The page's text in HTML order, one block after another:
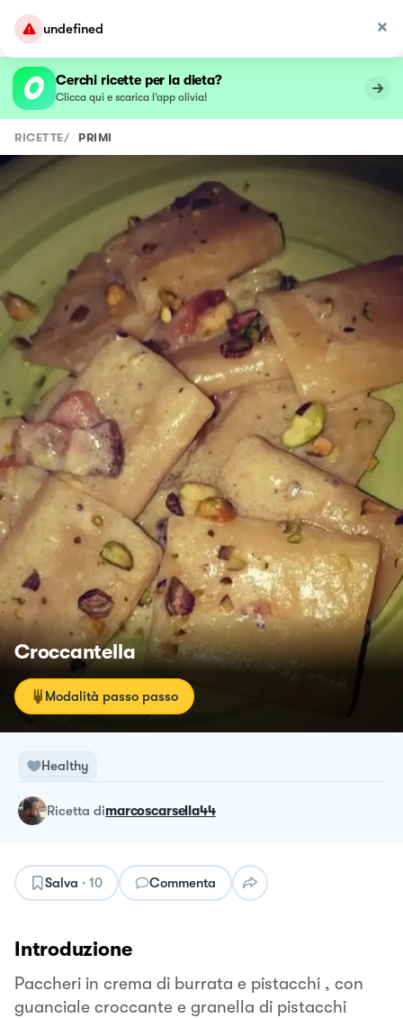
undefined
Cerchi ricette per la dieta?
Clicca qui e scarica l’app olivia!
RICETTE/ PRIMI
Croccantella
Modalità passo passo
Healthy
ricetta dimarcoscarsella44
Salva · 10 Commenta
Introduzione
Paccheri in crema di burrata e pistacchi , con
guanciale croccante e granella di pistacchi